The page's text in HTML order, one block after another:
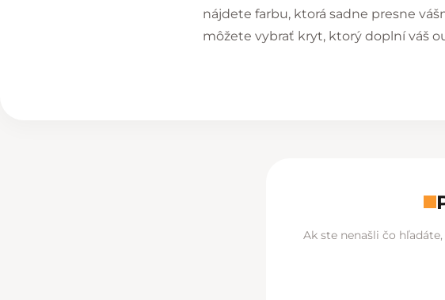
nájdete farbu, ktorá sadne presne
môžete vybrať kryt, ktorý doplní váš
Ak ste nenašli čo